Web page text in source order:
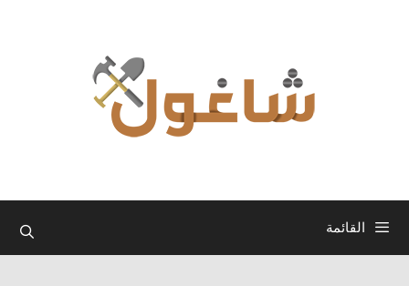
القائمة